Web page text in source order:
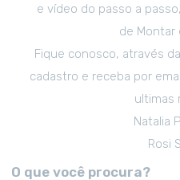
e vídeo do passo a
de Montar
Fique conosco, através
cadastro e receba por
ultimas
Natalia
Rosi
O que você procura?